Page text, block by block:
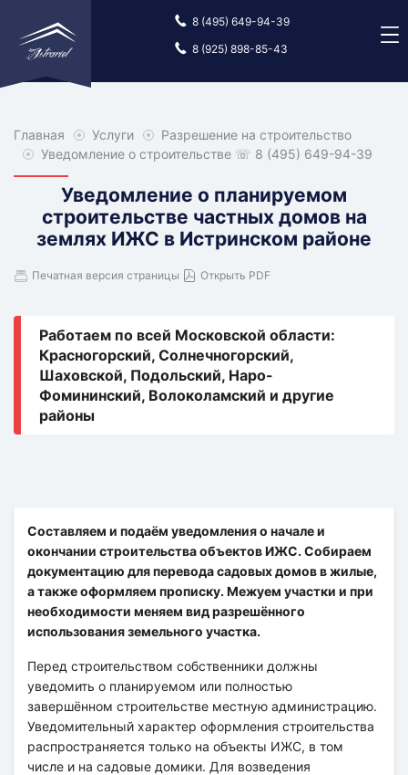
8 (495) 649-94-39
8 (925) 898-85-43
Главная Главная
Услуги УслугиРазрешение на строительство
на
Уведомление о строительстве ☏ 8 (495) 649-94-39
Уведомление о планируемом
строительстве частных домов на
землях ИЖС в Истринском районе
Печатная версия страницы Открыть PDF
Составляем и подаём уведомления о начале и
окончании строительства объектов ИЖС. Собираем
документацию для перевода садовых домов в жилые,
а также оформляем прописку. Межуем участки и при
необходимости меняем вид разрешённого
использования земельного участка.
Перед строительством собственники должны
уведомить о планируемом или полностью
завершённом строительстве местную администрацию.
Уведомительный характер оформления строительства
распространяется только на объекты ИЖС, в том
числе и на садовые домики. Для возведения